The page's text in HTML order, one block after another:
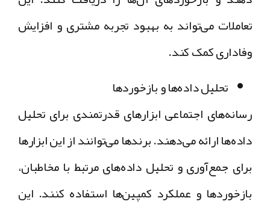
تعاملات می‌تواند به بهبود تجربه مشتری و افزایش
وفاداری کمک کند.
تحلیل داده‌ها و بازخوردها
رسانه‌های اجتماعی ابزارهای قدرتمندی برای تحلیل
داده‌ها ارائه می‌دهند. برندها می‌توانند از این ابزارها
برای جمع‌آوری و تحلیل داده‌های مرتبط با مخاطبان،
بازخوردها و عملکرد کمپین‌ها استفاده کنند. این